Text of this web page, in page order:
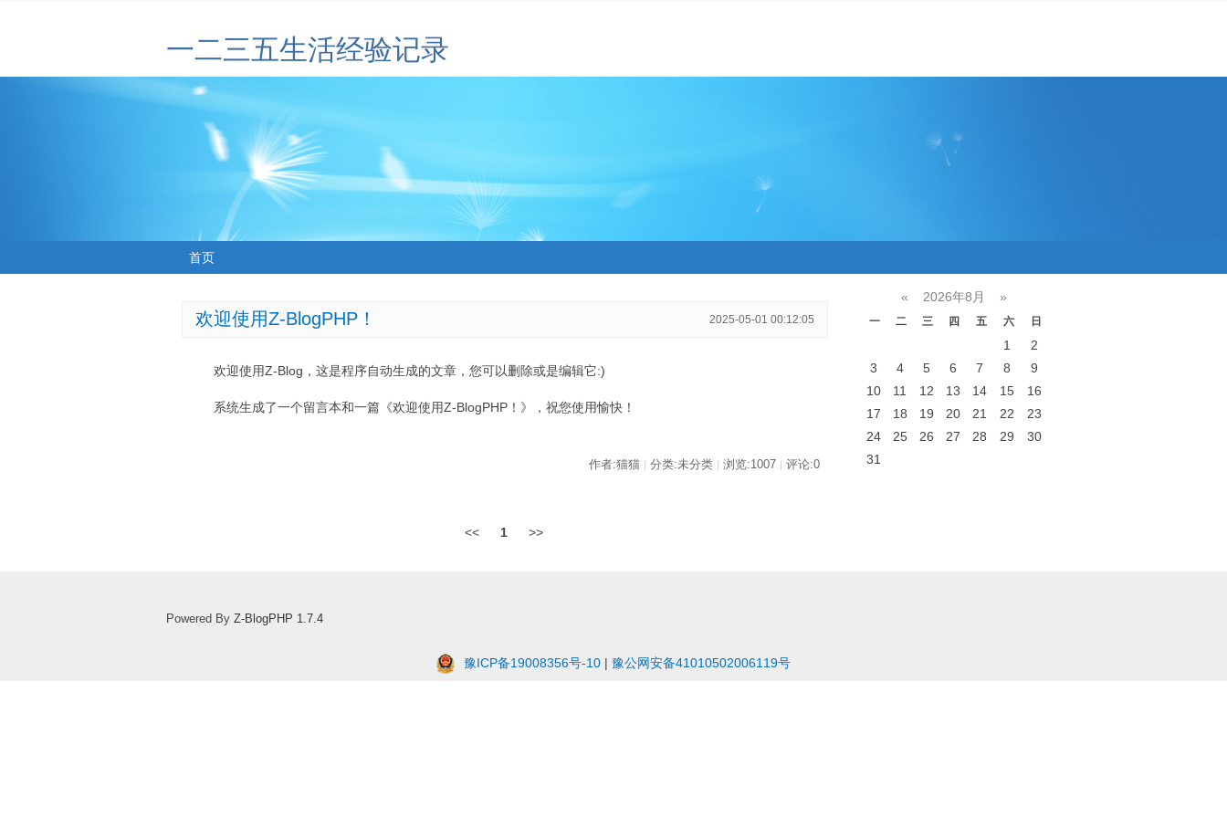
一二三五生活经验记录
首页
欢迎使用Z-BlogPHP！ 2025-05-01 00:12:05
欢迎使用Z-Blog，这是程序自动生成的文章，您可以删除或是编辑它:)
系统生成了一个留言本和一篇《欢迎使用Z-BlogPHP！》，祝您使用愉快！
作者:猫猫 | 分类:未分类 | 浏览:1007 | 评论:0
<< 1 >>
« 2026年8月 »
一 二 三 四 五 六 日
1
2
3
4 5 6 7 8
9
10
11 12 13 14 15
16
17
18 19 20 21 22
23
24
25 26 27 28 29
30
31
Powered By Z-BlogPHP 1.7.4
豫ICP备19008356号-10 | 豫公网安备41010502006119号